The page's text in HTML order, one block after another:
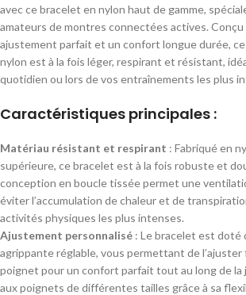
avec ce bracelet en nylon haut de gamme,
amateurs de montres connectées actives.
ajustement parfait et un confort longue durée,
nylon est à la fois léger, respirant et résistant,
quotidien ou lors de vos entraînements les plus
Caractéristiques principales :
Matériau résistant et respirant : Fabriqué en
supérieure, ce bracelet est à la fois robuste et
conception en boucle tissée permet une
éviter l’accumulation de chaleur et de
activités physiques les plus intenses.
Ajustement personnalisé : Le bracelet est doté
agrippante réglable, vous permettant de
poignet pour un confort parfait tout au long de la
aux poignets de différentes tailles grâce à sa